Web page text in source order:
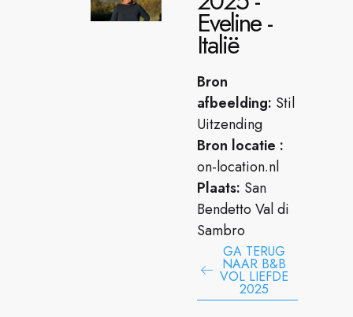
Eveline -
Italië
Bron
afbeelding: Stil
Uitzending
Bron locatie :
on-location.nl
Plaats: San
Bendetto Val di
Sambro
GA TERUG
NAAR B&B
VOL LIEFDE
2025